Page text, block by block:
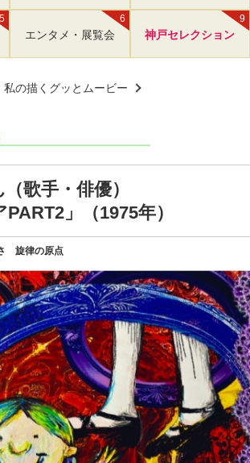
5 6
エンタメ・展覧会
9
神戸セレクション
私の描くグッとムービー
歌手・俳優）
PART2」（1975年）
旋律の原点